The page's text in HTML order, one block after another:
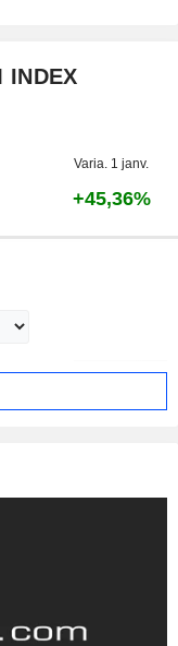
INDEX
Varia. 1 janv.
+45,36%